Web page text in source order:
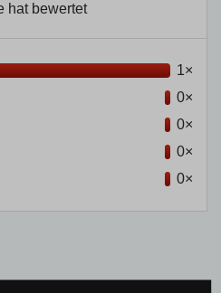
hat bewertet
1×
0×
0×
0×
0×